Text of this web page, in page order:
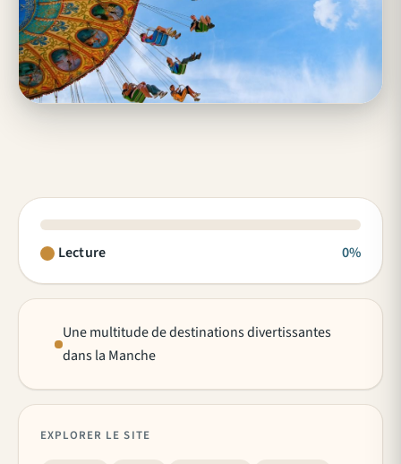
Lecture 0%
Une multitude de destinations divertissantes
dans la Manche
EXPLORER LE SITE